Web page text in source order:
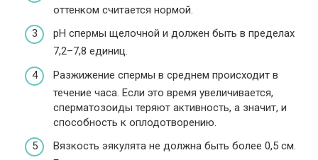
оттенком считается нормой.
pH спермы щелочной и должен быть в пределах
7,2–7,8 единиц.
Разжижение спермы в среднем происходит в
течение часа. Если это время увеличивается,
сперматозоиды теряют активность, а значит, и
способность к оплодотворению.
Вязкость эякулята не должна быть более 0,5 см.